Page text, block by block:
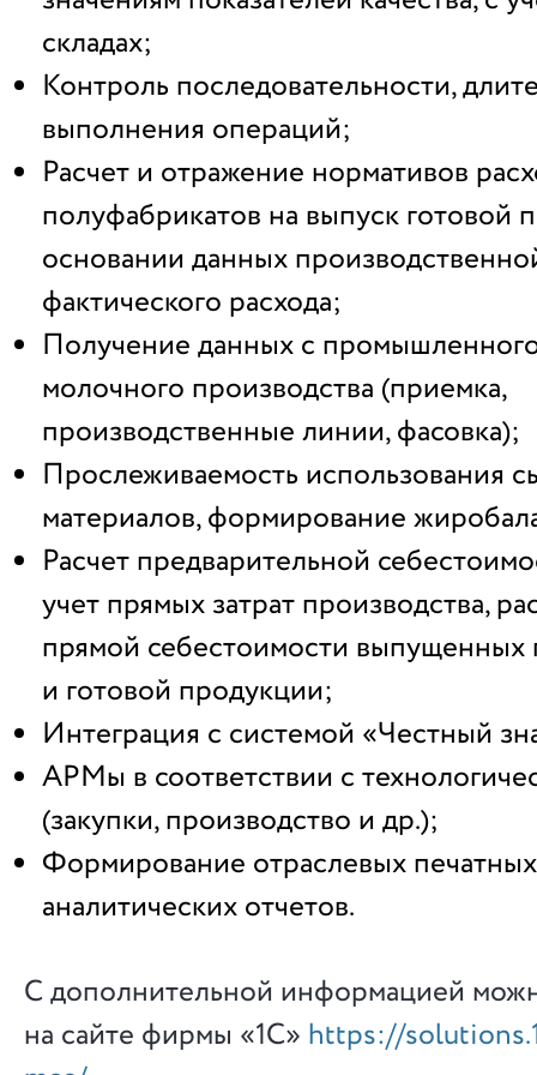
складах;
Контроль последовательности,
выполнения операций;
Расчет и отражение нормативов
полуфабрикатов на выпуск готовой
основании данных
фактического расхода;
Получение данных с
молочного производства (приемка,
производственные линии, фасовка);
Прослеживаемость использования
материалов, формирование
Расчет предварительной
учет прямых затрат производства,
прямой себестоимости выпущенных
и готовой продукции;
Интеграция с системой «Честный
АРМы в соответствии с
(закупки, производство и др.);
Формирование отраслевых
аналитических отчетов.
С дополнительной информацией
на сайте фирмы «1С» https://